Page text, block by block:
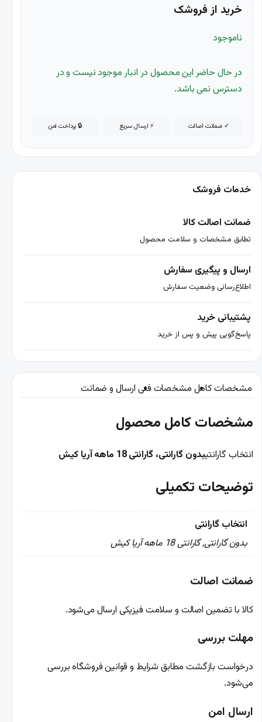
خرید از فروشک
ناموجود
در حال حاضر این محصول در انبار موجود نیست و در
دسترس نمی باشد.
✓ ضمانت اصالت ⚡ ارسال سریع 🔒 پرداخت امن
مشخصات کامل مشخصات فنی ارسال و ضمانت
مشخصات کامل محصول
انتخاب گارانتیبدون گارانتی، گارانتی 18 ماهه آریا کیش
توضیحات تکمیلی
انتخاب گارانتی
بدون گارانتی, گارانتی 18 ماهه آریا کیش
ضمانت اصالت
کالا با تضمین اصالت و سلامت فیزیکی ارسال می‌شود.
مهلت بررسی
درخواست بازگشت مطابق شرایط و قوانین فروشگاه بررسی
می‌شود.
ارسال امن
خدمات فروشک
ضمانت اصالت کالا
تطابق مشخصات و سلامت محصول
ارسال و پیگیری سفارش
اطلاع‌رسانی وضعیت سفارش
پشتیبانی خرید
پاسخ‌گویی پیش و پس از خرید